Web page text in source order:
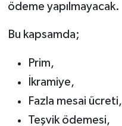
ödeme yapılmayacak.
Bu kapsamda;
Prim,
İkramiye,
Fazla mesai ücreti,
Teşvik ödemesi,